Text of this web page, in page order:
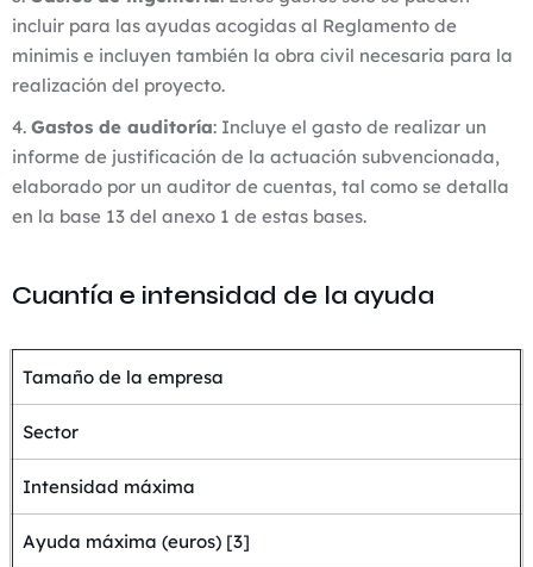
incluir para las ayudas acogidas al Reglamento de
minimis e incluyen también la obra civil necesaria para la
realización del proyecto.
Gastos de auditoría: Incluye el gasto de realizar un
informe de justificación de la actuación subvencionada,
elaborado por un auditor de cuentas, tal como se detalla
en la base 13 del anexo 1 de estas bases.
Cuantía e intensidad de la ayuda
Tamaño de la empresa
Sector
Intensidad máxima
Ayuda máxima (euros) [3]